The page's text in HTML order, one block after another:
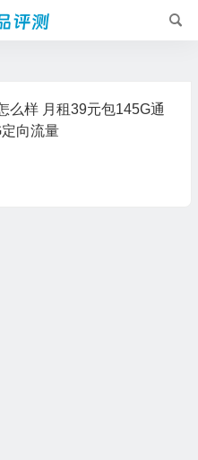
么样 月租39元包145G通
向流量